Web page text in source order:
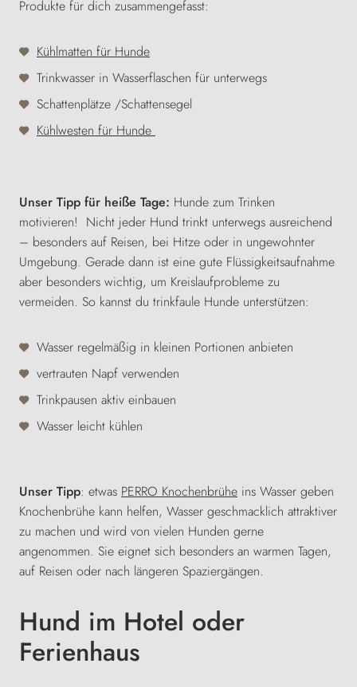
Produkte für dich zusammengefasst:
Kühlmatten für Hunde
Trinkwasser in Wasserflaschen für unterwegs
Schattenplätze /Schattensegel
Kühlwesten für Hunde
Unser Tipp für heiße Tage: Hunde zum Trinken
motivieren! Nicht jeder Hund trinkt unterwegs ausreichend
– besonders auf Reisen, bei Hitze oder in ungewohnter
Umgebung. Gerade dann ist eine gute Flüssigkeitsaufnahme
aber besonders wichtig, um Kreislaufprobleme zu
vermeiden. So kannst du trinkfaule Hunde unterstützen:
Wasser regelmäßig in kleinen Portionen anbieten
vertrauten Napf verwenden
Trinkpausen aktiv einbauen
Wasser leicht kühlen
Unser Tipp: etwas PERRO Knochenbrühe ins Wasser geben
Knochenbrühe kann helfen, Wasser geschmacklich attraktiver
zu machen und wird von vielen Hunden gerne
angenommen. Sie eignet sich besonders an warmen Tagen,
auf Reisen oder nach längeren Spaziergängen.
Hund im Hotel oder
Ferienhaus